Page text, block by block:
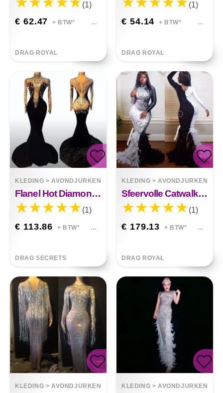
(1)
€ 62.47 + BTW*
DRAG ROYAL
(1)
€ 54.14 + BTW*
DRAG ROYAL
KLEDING >AVONDJURKEN
Flanel Hot Diamond Rhinestone Tassel Slim Custom Kostuum Avondjurk
(1)
€ 113.86 + BTW*
DRAG SECRETS
KLEDING >AVONDJURKEN
Sfeervolle Catwalk Zwart-witte Full Diamond Veren-jurk
(1)
€ 179.13 + BTW*
DRAG ROYAL
KLEDING >AVONDJURKEN KLEDING >AVONDJURKEN